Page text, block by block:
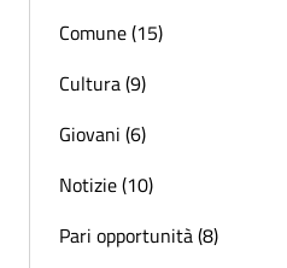
Comune (15)
Cultura (9)
Giovani (6)
Notizie (10)
Pari opportunità (8)